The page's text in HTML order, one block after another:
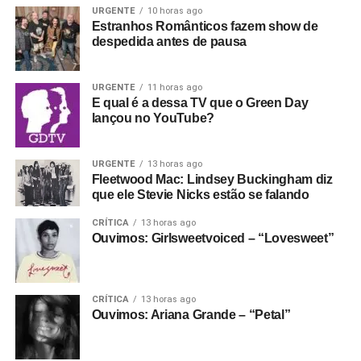
que diz respeito a coisas mecânicas e eletrônicas”,
recordou no tal papo.
Spitz acabou no Programa de Treinamento e Educação
de Relojoeiros da Suíça, o WOSTEP, onde basicamente
passou a não fazer mais nada a não ser mexer em
relógios horrivelmente difíceis o dia inteiro, aprender
novas técnicas e tentar alcançar os alunos mais rápidos e
mais ágeis da instituição.
>>> Veja também no POP FANTASMA: Discos
de 1991 #9: “Metallica”, Metallica
A música ainda estava no horizonte. Tanto que,
trabalhando como relojoeiro em Genebra, pensou em
largar tudo ao receber um telefonema do amigo Dave
Mustaine (Megadeth) dizendo para ele esquecer aquela
história e voltar para a música. Olhou para o lado e viu
seu colega de bancada trabalhando num relógio super
URGENTE 10 horas ago
Estranhos Românticos fazem show de
despedida antes de pausa
URGENTE 11 horas ago
E qual é a dessa TV que o Green Day
lançou no YouTube?
URGENTE 13 horas ago
Fleetwood Mac: Lindsey Buckingham diz
que ele Stevie Nicks estão se falando
CRÍTICA 13 horas ago
Ouvimos: Girlsweetvoiced – “Lovesweet”
CRÍTICA 13 horas ago
Ouvimos: Ariana Grande – “Petal”